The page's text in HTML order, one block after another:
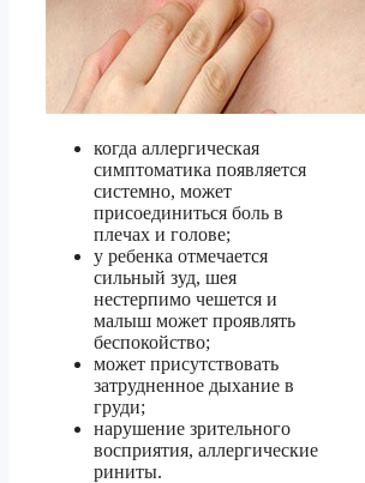
когда аллергическая
симптоматика появляется
системно, может
присоединиться боль в
плечах и голове;
у ребенка отмечается
сильный зуд, шея
нестерпимо чешется и
малыш может проявлять
беспокойство;
может присутствовать
затрудненное дыхание в
груди;
нарушение зрительного
восприятия, аллергические
риниты.